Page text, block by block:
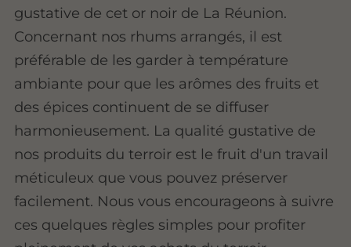
gustative de cet or noir de La Réunion.
Concernant nos rhums arrangés, il est
préférable de les garder à température
ambiante pour que les arômes des fruits et
des épices continuent de se diffuser
harmonieusement. La qualité gustative de
nos produits du terroir est le fruit d'un travail
méticuleux que vous pouvez préserver
facilement. Nous vous encourageons à suivre
ces quelques règles simples pour profiter